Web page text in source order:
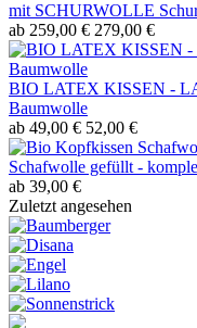
mit SCHURWOLLE
ab 259,00 € 279,00 €
BIO LATEX KISSEN -
Baumwolle
ab 49,00 € 52,00 €
Schafwolle gefüllt -
ab 39,00 €
Zuletzt angesehen